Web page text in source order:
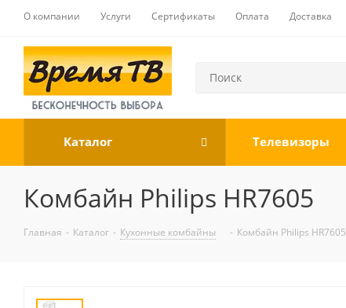
О компании Услуги Сертификаты Оплата Доставка
Каталог Телевизоры
Комбайн Philips HR7605
Главная - Каталог - Кухонные комбайны - Комбайн Philips HR7605